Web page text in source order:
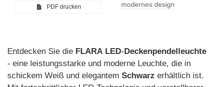
PDF drucken
modernes design
Entdecken Sie die FLARA LED-Deckenpendelleuchte
- eine leistungsstarke und moderne Leuchte, die in
schickem Weiß und elegantem Schwarz erhältlich ist.